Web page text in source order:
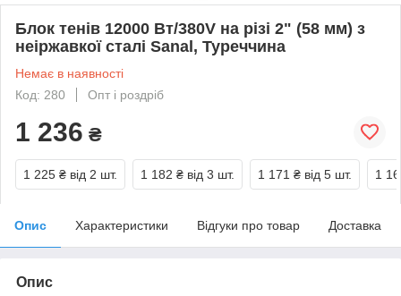
Блок тенів 12000 Вт/380V на різі 2" (58 мм) з
неіржавкої сталі Sanal, Туреччина
Немає в наявності
Код: 280
Опт і роздріб
1 236 ₴
1 225 ₴ від 2 шт. 1 182 ₴ від 3 шт. 1 171 ₴ від 5 шт. 1
Опис Характеристики Відгуки про товар Доставка
Опис